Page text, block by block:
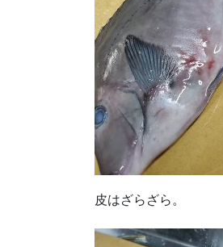
皮はざらざら。